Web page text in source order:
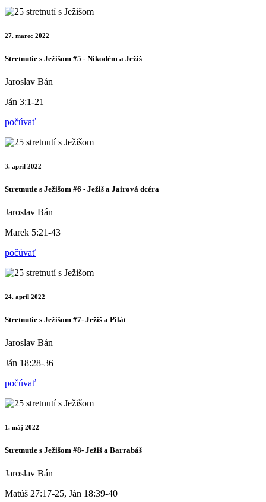
27. marec 2022
Stretnutie s Ježišom #5 - Nikodém a Ježiš
Jaroslav Bán
Ján 3:1-21
počúvať
3. apríl 2022
Stretnutie s Ježišom #6 - Ježiš a Jairová dcéra
Jaroslav Bán
Marek 5:21-43
počúvať
24. apríl 2022
Stretnutie s Ježišom #7- Ježiš a Pilát
Jaroslav Bán
Ján 18:28-36
počúvať
1. máj 2022
Stretnutie s Ježišom #8- Ježiš a Barrabáš
Jaroslav Bán
Matúš 27:17-25, Ján 18:39-40